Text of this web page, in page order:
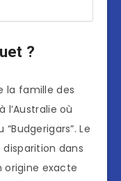
?
la famille des
l’Australie où
Le
dans
origine exacte